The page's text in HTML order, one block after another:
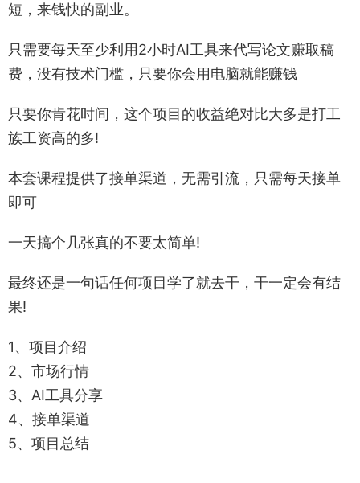
短，来钱快的副业。
只需要每天至少利用2小时AI工具来代写论文赚取稿
费，没有技术门槛，只要你会用电脑就能赚钱
只要你肯花时间，这个项目的收益绝对比大多是打工
族工资高的多!
本套课程提供了接单渠道，无需引流，只需每天接单
即可
一天搞个几张真的不要太简单!
最终还是一句话任何项目学了就去干，干一定会有结
果!
1、项目介绍
2、市场行情
3、AI工具分享
4、接单渠道
5、项目总结